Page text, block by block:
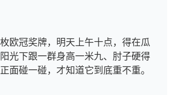
欧冠奖牌，明天上午十点，得在瓜
光下跟一群身高一米九、肘子硬得
面碰一碰，才知道它到底重不重。